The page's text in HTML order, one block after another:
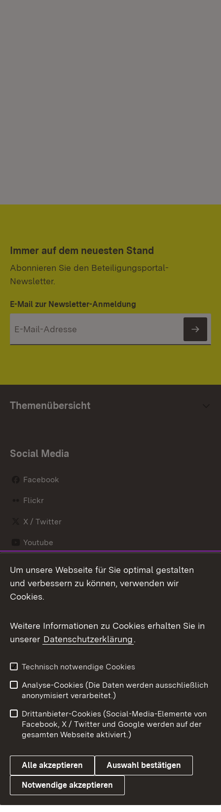
Immer auf dem neuesten Stand
Abonnieren Sie den Beteiligungsportal-
Newsletter.
E-Mail zur Newsletter-Anmeldung
Themenübersicht
Social Media
Facebook
Flickr
X / Twitter
Youtube
Link zum Landesportal
Impressum
Kontakt
Benutzungshinweise
Cookies
Um unsere Webseite für Sie optimal gestalten
und verbessern zu können, verwenden wir
Cookies.
Weitere Informationen zu Cookies erhalten Sie in
unserer Datenschutzerklärung.
Technisch notwendige Cookies
Analyse-Cookies (Die Daten werden ausschließlich
anonymisiert verarbeitet.)
Drittanbieter-Cookies (Social-Media-Elemente von
Facebook, X / Twitter und Google werden auf der
gesamten Webseite aktiviert.)
Alle akzeptieren Auswahl bestätigen
Notwendige akzeptieren